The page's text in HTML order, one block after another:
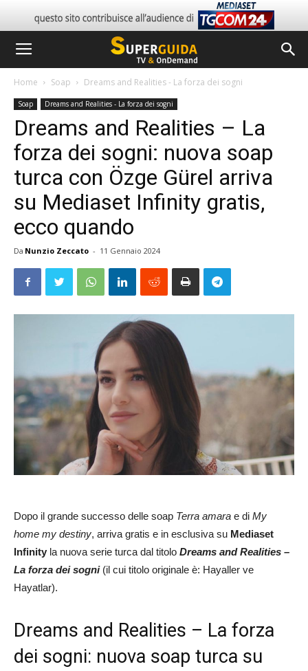
Home Soap Dreams and Realities - La forza dei sogni
Soap Dreams and Realities - La forza dei sogni
Dreams and Realities – La
forza dei sogni: nuova soap
turca con Özge Gürel arriva
su Mediaset Infinity gratis,
ecco quando
Da Nunzio Zeccato - 11 Gennaio 2024
Dopo il grande successo delle soap Terra amara e di My
home my destiny, arriva gratis e in esclusiva su Mediaset
Infinity la nuova serie turca dal titolo Dreams and Realities –
La forza dei sogni(il cui titolo originale è: Hayaller ve
Hayatlar).
Dreams and Realities – La forza
dei sogni: nuova soap turca su